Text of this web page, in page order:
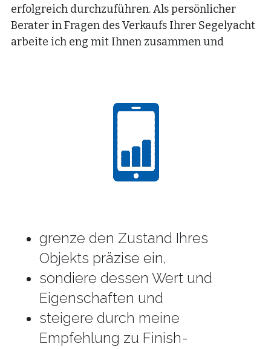
erfolgreich durchzuführen. Als persönlicher
Berater in Fragen des Verkaufs Ihrer Segelyacht
arbeite ich eng mit Ihnen zusammen und
grenze den Zustand Ihres
Objekts präzise ein,
sondiere dessen Wert und
Eigenschaften und
steigere durch meine
Empfehlung zu Finish-